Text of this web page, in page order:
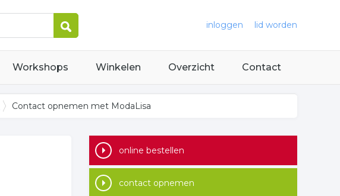
inloggen lid worden
Workshops Winkelen Overzicht Contact
Contact opnemen met ModaLisa
online bestellen
contact opnemen